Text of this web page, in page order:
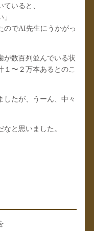
いると、
のでAI先生にうかがっ
が数百列並んでいる状
１〜２万本あるとのこ
したが、うーん、中々
と思いました。